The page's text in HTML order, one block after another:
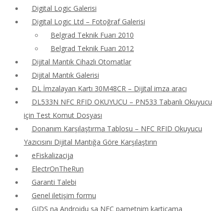
Digital Logic Galerisi
Digital Logic Ltd – Fotoğraf Galerisi
Belgrad Teknik Fuarı 2010
Belgrad Teknik Fuarı 2012
Dijital Mantık Cihazlı Otomatlar
Dijital Mantık Galerisi
DL İmzalayan Kartı 30M48CR – Dijital imza aracı
DL533N NFC RFID OKUYUCU – PN533 Tabanlı Okuyucu
için Test Komut Dosyası
Donanım Karşılaştırma Tablosu – NFC RFID Okuyucu
Yazıcısını Dijital Mantığa Göre Karşılaştırın
eFiskalizacija
ElectrOnTheRun
Garanti Talebi
Genel iletişim formu
GIDS na Androidu sa NFC pametnim karticama